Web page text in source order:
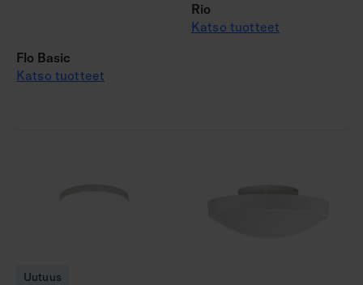
Flo Basic
Katso tuotteet
Rio
Katso tuotteet
Uutuus